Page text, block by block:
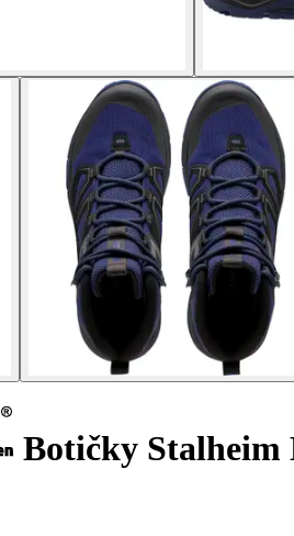
Botičky Stalheim